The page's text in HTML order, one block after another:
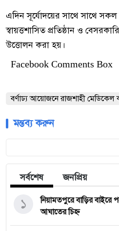
এদিন সূর্যোদয়ের সাথে সাথে
স্বায়ত্তশাসিত প্রতিষ্ঠান ও
উত্তোলন করা হয়।
Facebook Comments Box
বর্ণাঢ্য আয়োজনে রাজশাহী
মন্তব্য করুন
সর্বশেষ জনপ্রিয়
নিয়ামতপুরে বাড়ির
আঘাতের চিহ্ন
১